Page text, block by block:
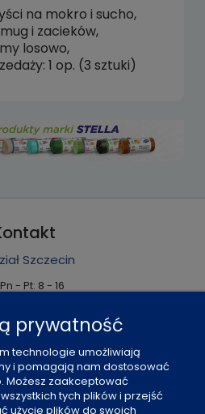
na mokro i sucho,
i zacieków,
losowo,
1 op. (3 sztuki)
Szczecin
Pn - Pt: 8 - 16
91 484 07 06
land.pl
91 484 49 27
prywatność
technologie umożliwiają
i pomagają nam dostosować
Możesz zaakceptować
tych plików i przejść
użycie plików do swoich